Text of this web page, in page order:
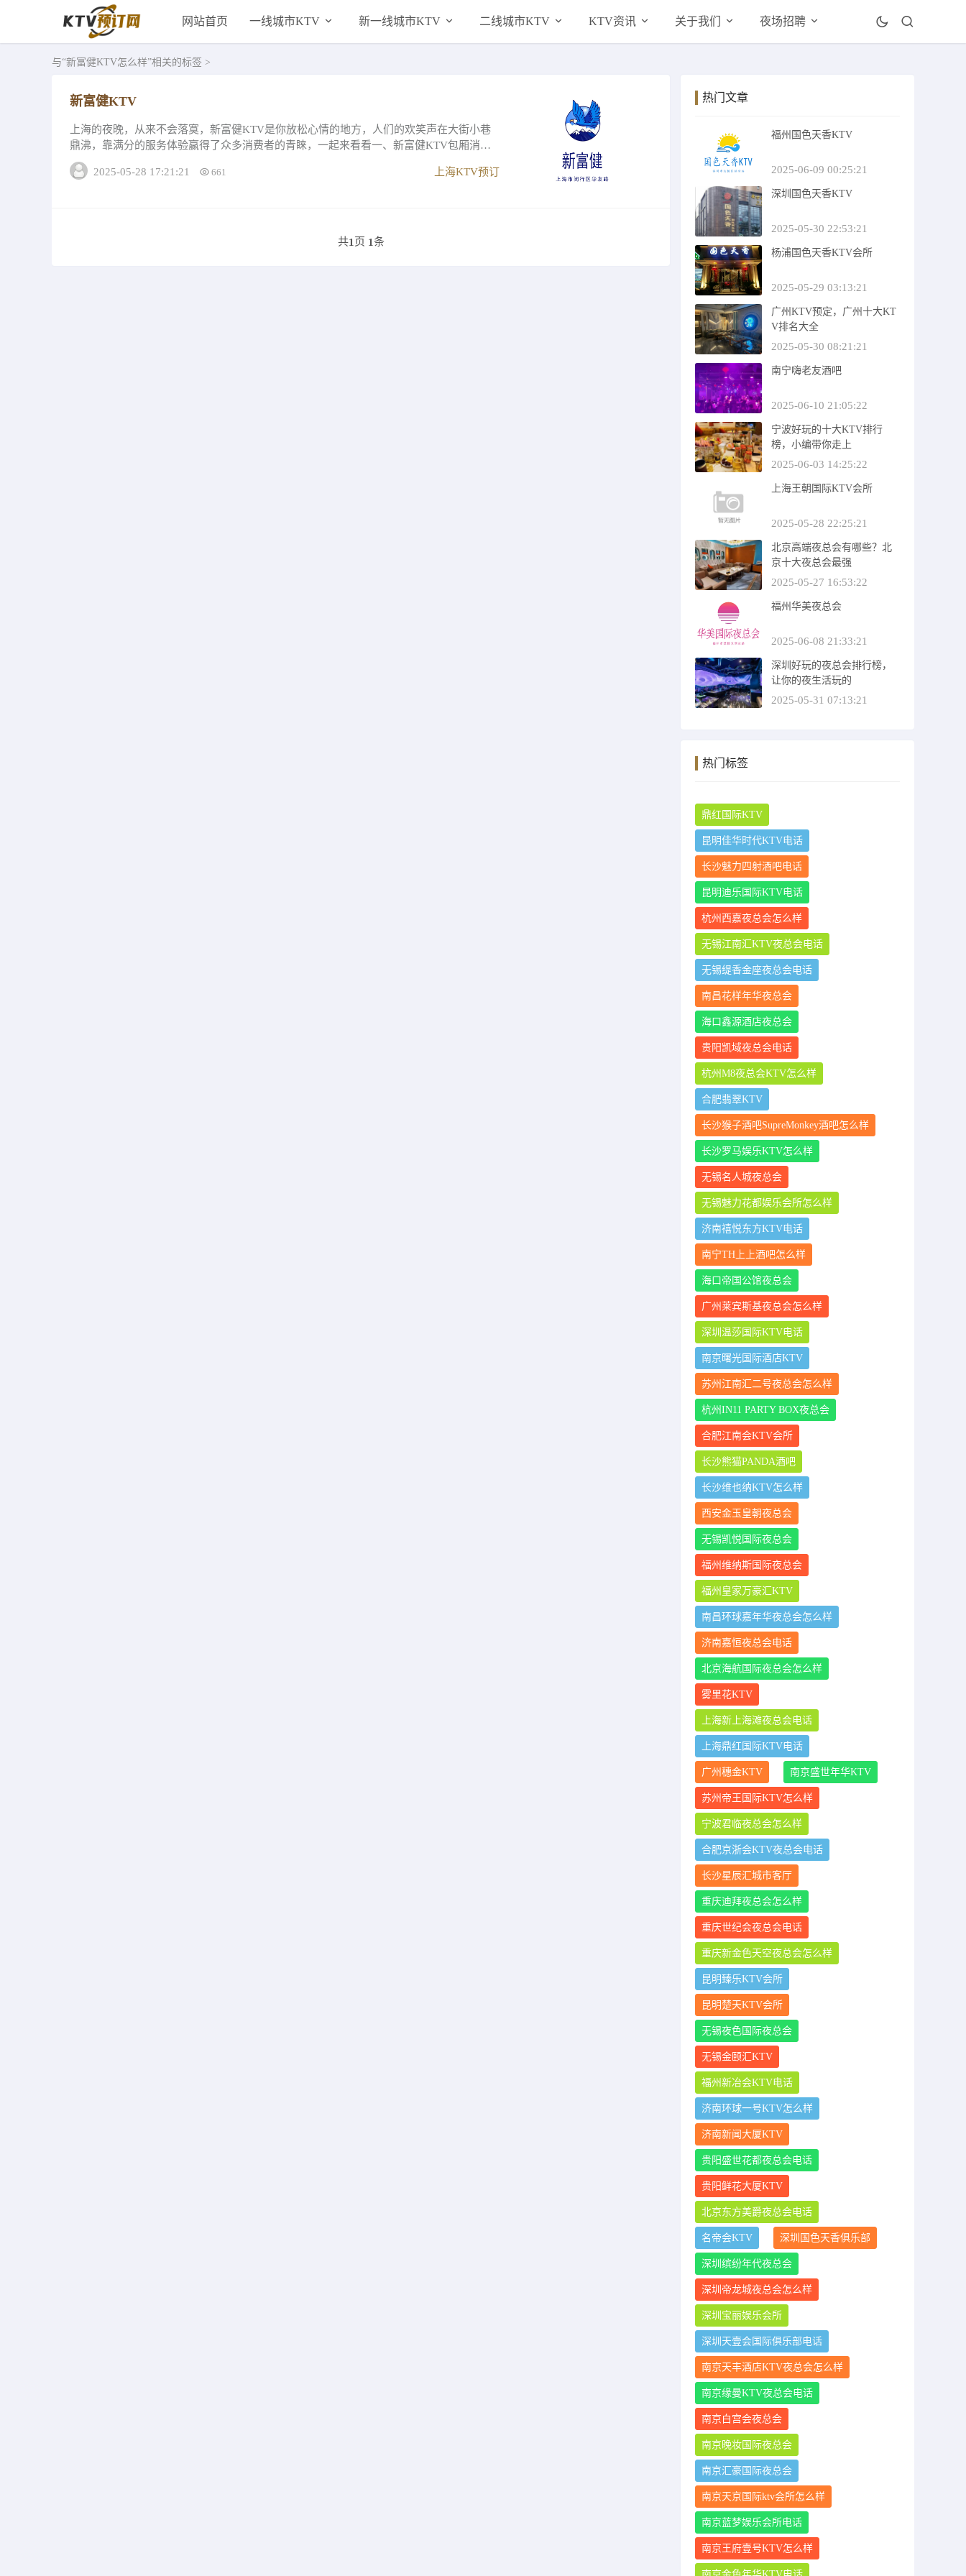
网站首页 一线城市KTV 新一线城市KTV 二线城市KTV KTV资讯 关于我们 夜场招聘
与“新富健KTV怎么样”相关的标签 >
新富健KTV
上海的夜晚，从来不会落寞，新富健KTV是你放松心情的地方，人们的欢笑声在大街小巷
鼎沸，靠满分的服务体验赢得了众多消费者的青睐，一起来看看一、新富健KTV包厢消费
精致小雅间-最低消费1088-容纳3-4...
2025-05-28 17:21:21
661 上海KTV预订
共1 页 1条
热门文章
福州国色天香KTV
2025-06-09 00:25:21
深圳国色天香KTV
2025-05-30 22:53:21
杨浦国色天香KTV会所
2025-05-29 03:13:21
广州KTV预定，广州十大KT
V排名大全
2025-05-30 08:21:21
南宁嗨老友酒吧
2025-06-10 21:05:22
宁波好玩的十大KTV排行
榜，小编带你走上
2025-06-03 14:25:22
上海王朝国际KTV会所
2025-05-28 22:25:21
北京高端夜总会有哪些？北
京十大夜总会最强
2025-05-27 16:53:22
福州华美夜总会
2025-06-08 21:33:21
深圳好玩的夜总会排行榜，
让你的夜生活玩的
2025-05-31 07:13:21
热门标签
鼎红国际KTV
昆明佳华时代KTV电话
长沙魅力四射酒吧电话
昆明迪乐国际KTV电话
杭州西嘉夜总会怎么样
无锡江南汇KTV夜总会电话
无锡缇香金座夜总会电话
南昌花样年华夜总会
海口鑫源酒店夜总会
贵阳凯域夜总会电话
杭州M8夜总会KTV怎么样
合肥翡翠KTV
长沙猴子酒吧SupreMonkey酒吧怎么样
长沙罗马娱乐KTV怎么样
无锡名人城夜总会
无锡魅力花都娱乐会所怎么样
济南禧悦东方KTV电话
南宁TH上上酒吧怎么样
海口帝国公馆夜总会
广州莱宾斯基夜总会怎么样
深圳温莎国际KTV电话
南京曙光国际酒店KTV
苏州江南汇二号夜总会怎么样
杭州IN11 PARTY BOX夜总会
合肥江南会KTV会所
长沙熊猫PANDA酒吧
长沙维也纳KTV怎么样
西安金玉皇朝夜总会
无锡凯悦国际夜总会
福州维纳斯国际夜总会
福州皇家万豪汇KTV
南昌环球嘉年华夜总会怎么样
济南嘉恒夜总会电话
北京海航国际夜总会怎么样
雾里花KTV
上海新上海滩夜总会电话
上海鼎红国际KTV电话
广州穗金KTV 南京盛世年华KTV
苏州帝王国际KTV怎么样
宁波君临夜总会怎么样
合肥京浙会KTV夜总会电话
长沙星辰汇城市客厅
重庆迪拜夜总会怎么样
重庆世纪会夜总会电话
重庆新金色天空夜总会怎么样
昆明臻乐KTV会所
昆明楚天KTV会所
无锡夜色国际夜总会
无锡金颐汇KTV
福州新冶会KTV电话
济南环球一号KTV怎么样
济南新闻大厦KTV
贵阳盛世花都夜总会电话
贵阳鲜花大厦KTV
北京东方美爵夜总会电话
名帝会KTV 深圳国色天香俱乐部
深圳缤纷年代夜总会
深圳帝龙城夜总会怎么样
深圳宝丽娱乐会所
深圳天壹会国际俱乐部电话
南京天丰酒店KTV夜总会怎么样
南京缘曼KTV夜总会电话
南京白宫会夜总会
南京晚妆国际夜总会
南京汇豪国际夜总会
南京天京国际ktv会所怎么样
南京蓝梦娱乐会所电话
南京王府壹号KTV怎么样